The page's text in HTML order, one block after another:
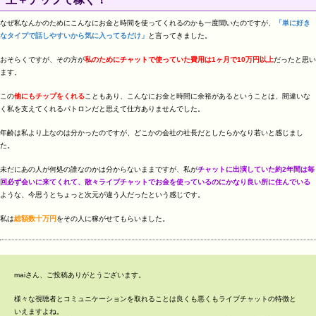
なぜ私なんかのためにこんなにお金と時間を使ってくれるのかも一度聞いたのですが、
「単に好き
なタイプで話しやすいから気に入ってるだけ」
と言ってきました。
おそらくですが、その方が私のためにチャットで使っていた費用は1ヶ月で10万円以上だったと思い
ます。
この他にもチップをくれる こともあり、こんなにお金と時間に余裕があるということは、間違いな
く私を支えてくれるパトロンだと思えて仕方ありませんでした。
年齢は私より上なのは分かったのですが、どこかの会社の社長だとしたらかなり若いと感じまし
た。
未だにあの人が何処の誰なのかは分からないままですが、私がチャットに出演していた約2年間は毎
回必ず会いに来てくれて、散々ライブチャットでお金を使っているのにかなり良い所に住んでいる
ような、今思うとちょっと次元が違う人だったという感じです。
私は総額数十万円をその人に稼がせてもらいました。
maiさん、ご投稿ありがとうございます。
様々な視聴者とコミュニケーションを取れることは良くも悪くもライブチャットの特徴と
いえますよね。